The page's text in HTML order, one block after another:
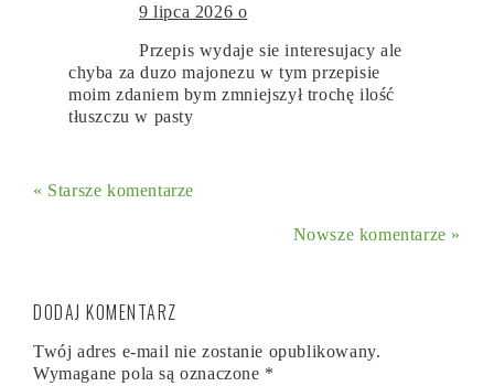
9 lipca 2026 o
Przepis wydaje sie interesujacy ale
chyba za duzo majonezu w tym przepisie
moim zdaniem bym zmniejszył trochę ilość
tłuszczu w pasty
« Starsze komentarze
Nowsze komentarze »
DODAJ KOMENTARZ
Twój adres e-mail nie zostanie opublikowany.
Wymagane pola są oznaczone *